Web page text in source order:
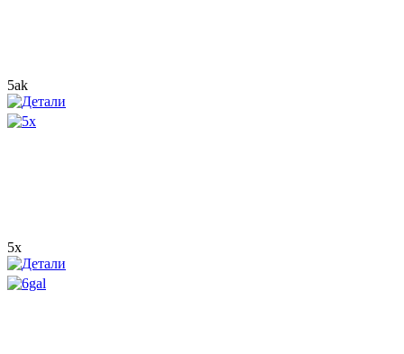
5ak
5x